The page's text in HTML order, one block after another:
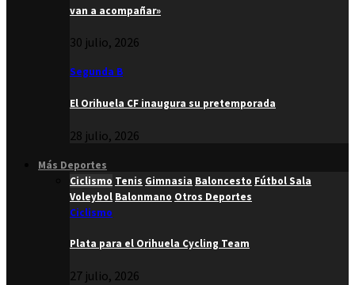
van a acompañar»
30 julio, 2026
Segunda B
El Orihuela CF inaugura su pretemporada
28 julio, 2026
Más Deportes
Ciclismo Tenis Gimnasia Baloncesto Fútbol Sala
Voleybol Balonmano Otros Deportes
Ciclismo
Plata para el Orihuela Cycling Team
27 julio, 2026